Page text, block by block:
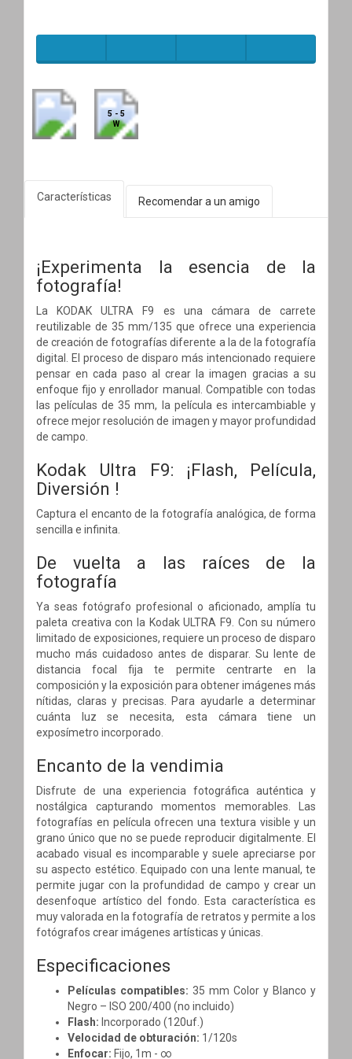
5 - 5
W
Características Recomendar a un amigo
¡Experimenta la esencia de la
fotografía!
La KODAK ULTRA F9 es una cámara de carrete
reutilizable de 35 mm/135 que ofrece una experiencia
de creación de fotografías diferente a la de la fotografía
digital. El proceso de disparo más intencionado requiere
pensar en cada paso al crear la imagen gracias a su
enfoque fijo y enrollador manual. Compatible con todas
las películas de 35 mm, la película es intercambiable y
ofrece mejor resolución de imagen y mayor profundidad
de campo.
Kodak Ultra F9: ¡Flash, Película,
Diversión !
Captura el encanto de la fotografía analógica, de forma
sencilla e infinita.
De vuelta a las raíces de la
fotografía
Ya seas fotógrafo profesional o aficionado, amplía tu
paleta creativa con la Kodak ULTRA F9. Con su número
limitado de exposiciones, requiere un proceso de disparo
mucho más cuidadoso antes de disparar. Su lente de
distancia focal fija te permite centrarte en la
composición y la exposición para obtener imágenes más
nítidas, claras y precisas. Para ayudarle a determinar
cuánta luz se necesita, esta cámara tiene un
exposímetro incorporado.
Encanto de la vendimia
Disfrute de una experiencia fotográfica auténtica y
nostálgica capturando momentos memorables. Las
fotografías en película ofrecen una textura visible y un
grano único que no se puede reproducir digitalmente. El
acabado visual es incomparable y suele apreciarse por
su aspecto estético. Equipado con una lente manual, te
permite jugar con la profundidad de campo y crear un
desenfoque artístico del fondo. Esta característica es
muy valorada en la fotografía de retratos y permite a los
fotógrafos crear imágenes artísticas y únicas.
Especificaciones
Películas compatibles: 35 mm Color y Blanco y
Negro – ISO 200/400 (no incluido)
Flash: Incorporado (120uf.)
Velocidad de obturación: 1/120s
Enfocar: Fijo, 1m - ∞